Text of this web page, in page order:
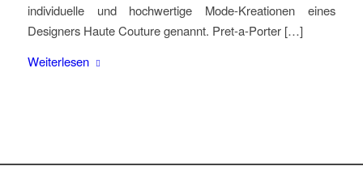
individuelle und hochwertige Mode-Kreationen eines
Designers Haute Couture genannt. Pret-a-Porter […]
Weiterlesen